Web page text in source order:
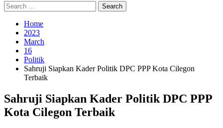
Search
for:
Home
2023
March
16
Politik
Sahruji Siapkan Kader Politik DPC PPP Kota Cilegon
Terbaik
Sahruji Siapkan Kader Politik DPC PPP
Kota Cilegon Terbaik